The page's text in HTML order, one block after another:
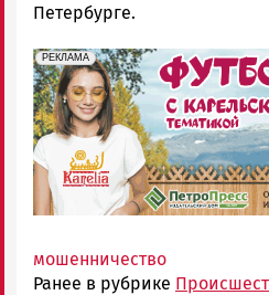
Петербурге.
erid:
РЕКЛАМА
Реклама
мошенничество
Ранее в рубрике